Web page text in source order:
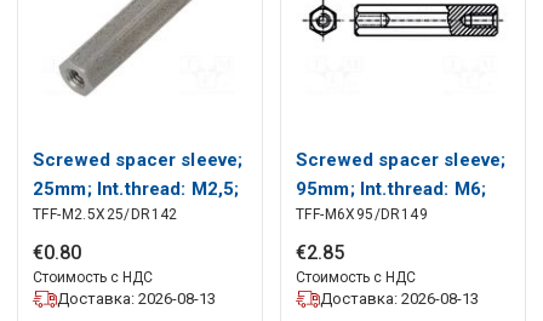
Screwed spacer sleeve;
25mm; Int.thread: M2,5;
hexagonal DREMEC
TFF-M2.5X25/DR142
€0.80
Стоимость с НДС
Доставка: 2026-08-13
Screwed spacer sleeve;
95mm; Int.thread: M6;
hexagonal DREMEC
TFF-M6X95/DR149
€2.85
Стоимость с НДС
Доставка: 2026-08-13